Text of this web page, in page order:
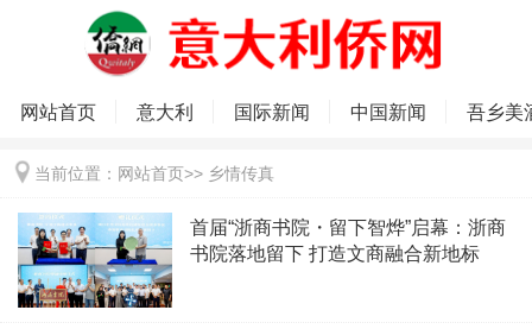
网站首页 意大利 国际新闻 中国新闻 吾乡美
当前位置： 网站首页>> 乡情传真
首届“浙商书院・留下智烨”启幕：浙商
书院落地留下 打造文商融合新地标